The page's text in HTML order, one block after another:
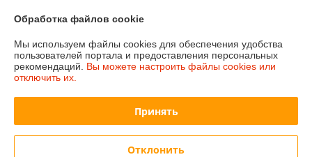
г. Минск, ул. Тимирязева, д. 114, корпус 8, павильон 24172046
Регистрационный номер ЕГР: 193839904
Регистрационный орган: Минский городской исполнительный комитет
Местонахождение книги жалоб и предложений: ул. Тимирязева, 114, 2
Обработка файлов cookie
Мы используем файлы cookies для обеспечения удобства
пользователей портала и предоставления персональных
рекомендаций. Вы можете настроить файлы cookies или
отключить их.
Принять
Отклонить